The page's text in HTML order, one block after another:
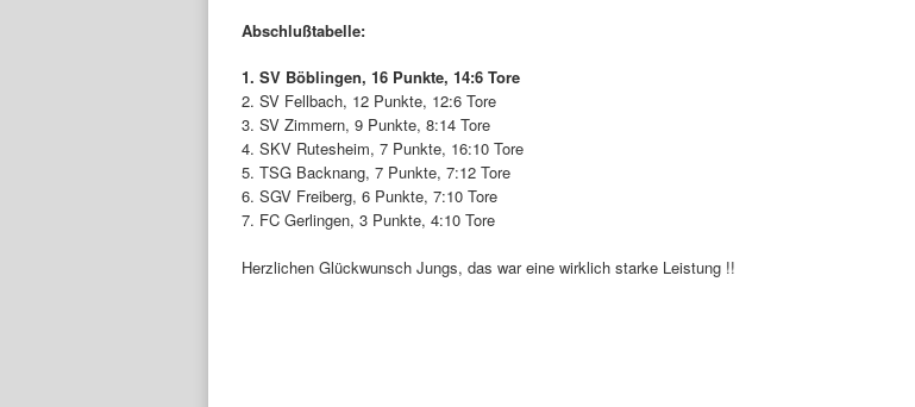
Abschlußtabelle:
1. SV Böblingen, 16 Punkte, 14:6 Tore
2. SV Fellbach, 12 Punkte, 12:6 Tore
3. SV Zimmern, 9 Punkte, 8:14 Tore
4. SKV Rutesheim, 7 Punkte, 16:10 Tore
5. TSG Backnang, 7 Punkte, 7:12 Tore
6. SGV Freiberg, 6 Punkte, 7:10 Tore
7. FC Gerlingen, 3 Punkte, 4:10 Tore
Herzlichen Glückwunsch Jungs, das war eine wirklich starke Leistung !!